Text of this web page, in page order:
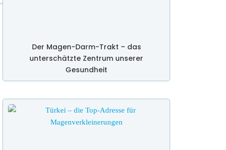
Der Magen-Darm-Trakt – das
unterschätzte Zentrum unserer
Gesundheit